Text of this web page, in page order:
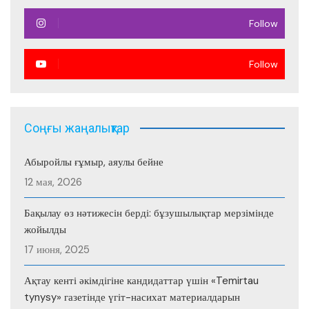
Follow
Follow
Соңғы жаңалықтар
Абыройлы ғұмыр, аяулы бейне
12 мая, 2026
Бақылау өз нәтижесін берді: бұзушылықтар мерзімінде
жойылды
17 июня, 2025
Ақтау кенті әкімдігіне кандидаттар үшін «Temirtau
tynysy» газетінде үгіт-насихат материалдарын